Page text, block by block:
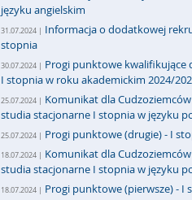
języku angielskim
31.07.2024 | Informacja o dodatkowej
stopnia
30.07.2024 | Progi punktowe kwalifikujące
I stopnia w roku akademickim 2024/
25.07.2024 | Komunikat dla
studia stacjonarne I stopnia w języku
25.07.2024 | Progi punktowe (drugie) - I
18.07.2024 | Komunikat dla
studia stacjonarne I stopnia w języku
18.07.2024 | Progi punktowe (pierwsze) -